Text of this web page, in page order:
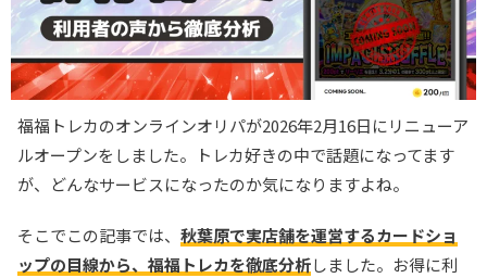
福福トレカのオンラインオリパが2026年2月16日にリニューア
ルオープンをしました。トレカ好きの中で話題になってます
が、どんなサービスになったのか気になりますよね。
そこでこの記事では、 秋葉原で実店舗を運営するカードショ
ップの目線から、福福トレカを徹底分析しました。お得に利